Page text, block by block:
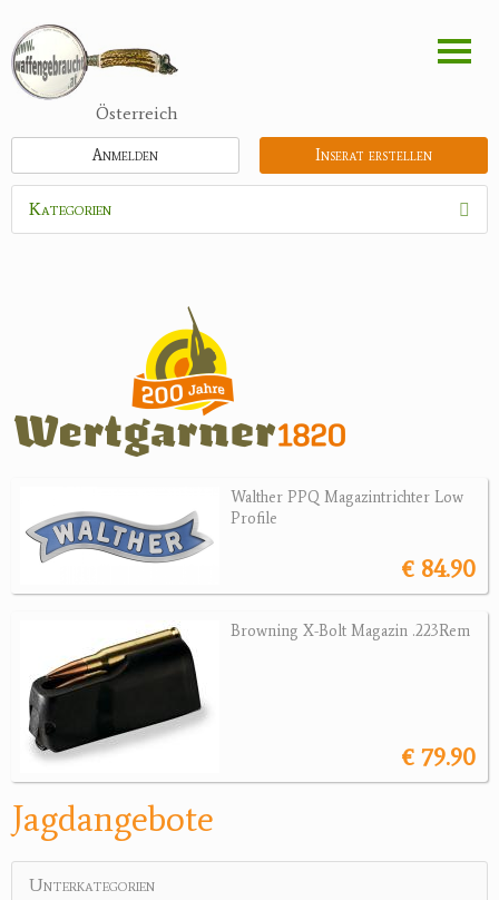
zum
Inhalt
Österreich
Inserat erstellen
Anmelden
Kategorien
Zubehör
Jagdreviere
Bücher, Videos
Geschenke
Reviereinrichtungen
Walther PPQ Magazintrichter Low
Profile
€ 84.90
Browning X-Bolt Magazin .223Rem
€ 79.90
Jagdangebote
Unterkategorien